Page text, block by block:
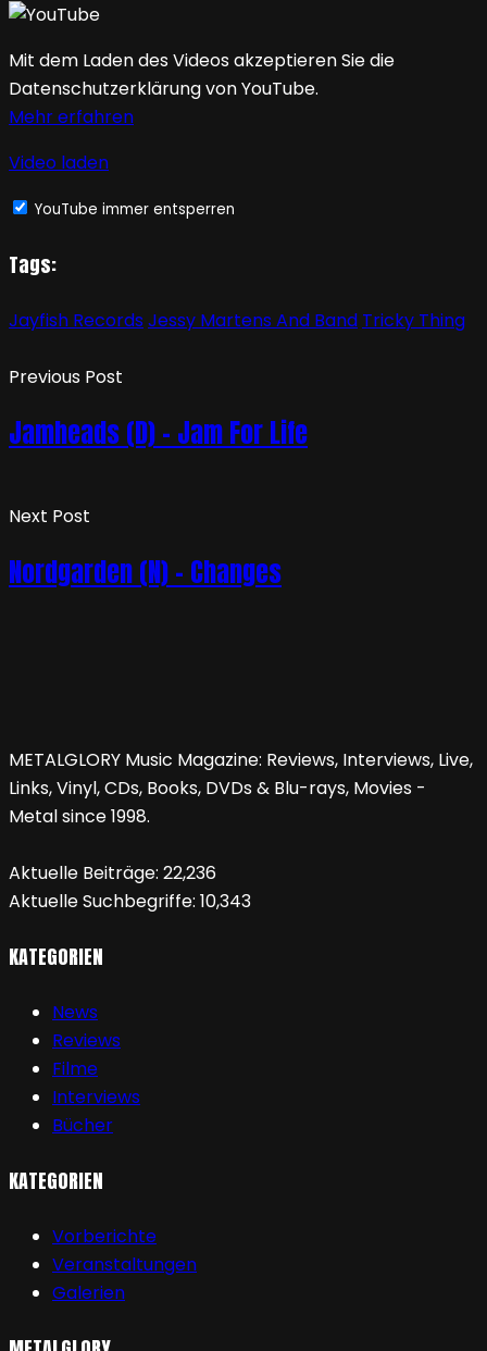
Mit dem Laden des Videos akzeptieren Sie die
Datenschutzerklärung von YouTube.
Mehr erfahren
Video laden
YouTube immer entsperren
Tags:
Jayfish Records Jessy Martens And Band Tricky Thing
Previous Post
Jamheads (D) – Jam For Life
Next Post
Nordgarden (N) – Changes
METALGLORY Music Magazine: Reviews, Interviews, Live,
Links, Vinyl, CDs, Books, DVDs & Blu-rays, Movies -
Metal since 1998.
Aktuelle Beiträge: 22,236
Aktuelle Suchbegriffe: 10,343
KATEGORIEN
News
Reviews
Filme
Interviews
Bücher
KATEGORIEN
Vorberichte
Veranstaltungen
Galerien